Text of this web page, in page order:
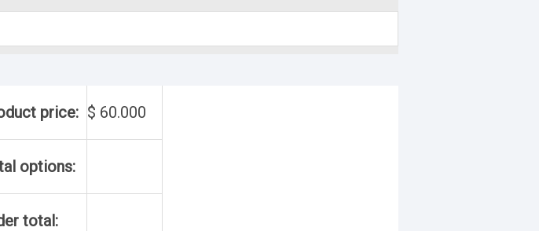
price: $ 60.000
options:
total: